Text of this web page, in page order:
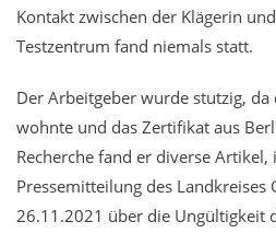
Kontakt zwischen der Klägerin
Testzentrum fand niemals statt.
Der Arbeitgeber wurde stutzig,
wohnte und das Zertifikat aus
Recherche fand er diverse
Pressemitteilung des Landkreises
26.11.2021 über die Ungültigkeit